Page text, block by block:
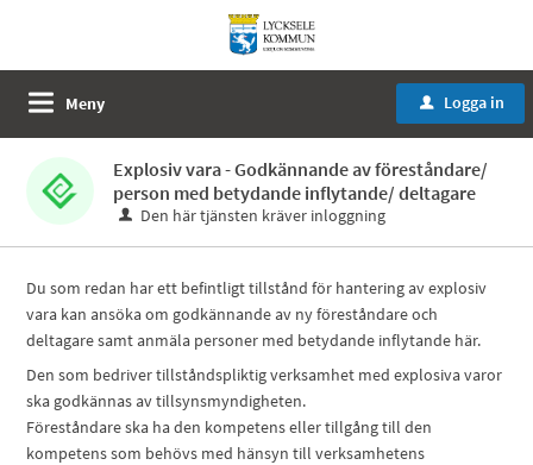
Meny u Logga in
Explosiv vara - Godkännande av föreståndare/
person med betydande inflytande/ deltagare
Den här tjänsten kräver inloggning
Du som redan har ett befintligt tillstånd för hantering av explosiv
vara kan ansöka om godkännande av ny föreståndare och
deltagare samt anmäla personer med betydande inflytande här.
Den som bedriver tillståndspliktig verksamhet med explosiva varor
ska godkännas av tillsynsmyndigheten.
Föreståndare ska ha den kompetens eller tillgång till den
kompetens som behövs med hänsyn till verksamhetens